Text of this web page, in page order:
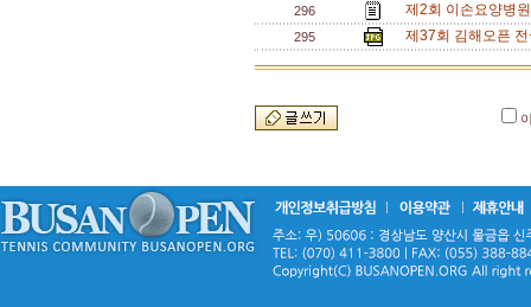
296 제2회 이손요양병
295 제37회 김해오픈